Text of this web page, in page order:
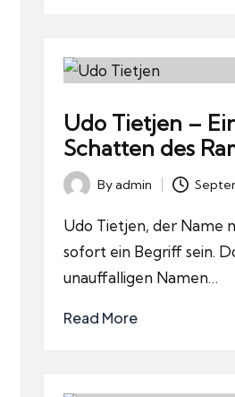
Udo Tietjen –
Schatten des
Posted
by
Byadmin
Udo Tietjen, der Name
sofort ein Begriff sein.
unauffalligen Namen…
Read More